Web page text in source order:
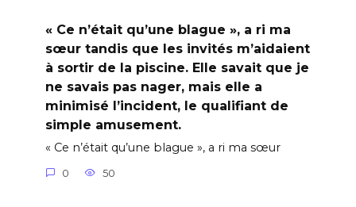
« Ce n’était qu’une blague », a ri ma
sœur tandis que les invités m’aidaient
à sortir de la piscine. Elle savait que je
ne savais pas nager, mais elle a
minimisé l’incident, le qualifiant de
simple amusement.
« Ce n’était qu’une blague », a ri ma sœur
0 50